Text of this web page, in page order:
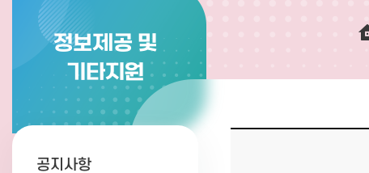
정보제공 및
기타지원
공지사항